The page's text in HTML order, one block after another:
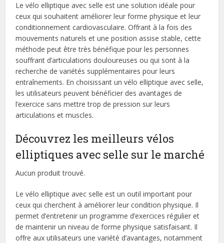
Le vélo elliptique avec selle est une solution idéale pour
ceux qui souhaitent améliorer leur forme physique et leur
conditionnement cardiovasculaire. Offrant à la fois des
mouvements naturels et une position assise stable, cette
méthode peut être très bénéfique pour les personnes
souffrant d’articulations douloureuses ou qui sont à la
recherche de variétés supplémentaires pour leurs
entraînements. En choisissant un vélo elliptique avec selle,
les utilisateurs peuvent bénéficier des avantages de
l’exercice sans mettre trop de pression sur leurs
articulations et muscles.
Découvrez les meilleurs vélos
elliptiques avec selle sur le marché
Aucun produit trouvé.
Le vélo elliptique avec selle est un outil important pour
ceux qui cherchent à améliorer leur condition physique. Il
permet d’entretenir un programme d’exercices régulier et
de maintenir un niveau de forme physique satisfaisant. Il
offre aux utilisateurs une variété d’avantages, notamment